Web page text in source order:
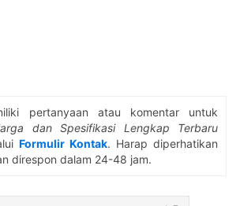
pertanyaan atau komentar untuk
dan Spesifikasi Lengkap Terbaru
Formulir Kontak. Harap diperhatikan
direspon dalam 24-48 jam.